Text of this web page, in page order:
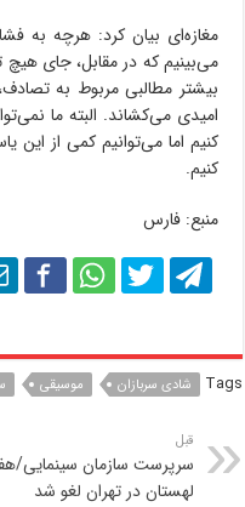
مغازه‌ای بیان کرد: هرچه به
می‌بینیم که در مقابل، جای هیچ
بیشتر مطالبی مربوط به
امیدی می‌کشاند. البته ما
کنیم اما می‌توانیم کمی از
کنیم.
منبع: فارس
Tags شادی سربازان موسیقی
قبل
سرپرست سازمان سینمایی/
لهستان در تهران لغو شد